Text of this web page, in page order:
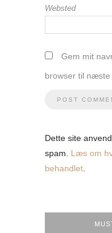
Websted
Gem mit
browser til næste
Dette site
spam. Læs om
behandlet